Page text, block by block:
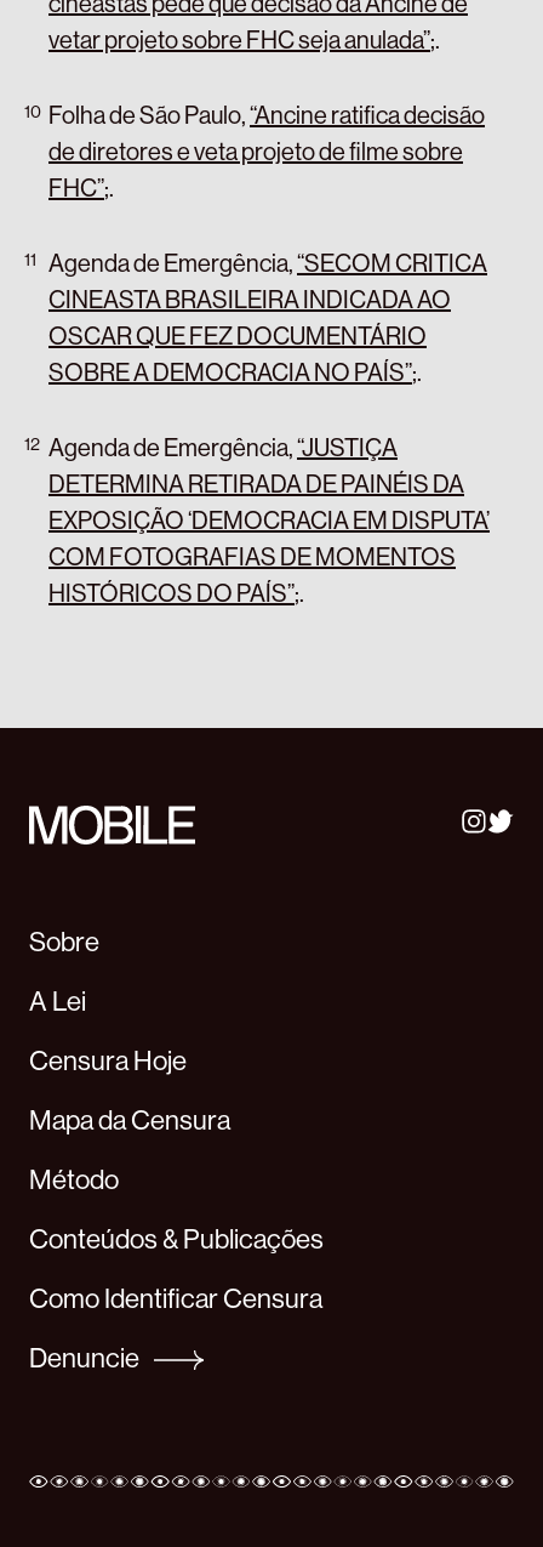
vetar projeto sobre FHC seja anulada”;.
Folha de São Paulo,“Ancine ratifica decisão
de diretores e veta projeto de filme sobre
FHC”;.
Agenda de Emergência,“SECOM CRITICA
CINEASTA BRASILEIRA INDICADA AO
OSCAR QUE FEZ DOCUMENTÁRIO
SOBRE A DEMOCRACIA NO PAÍS”;.
Agenda de Emergência,“JUSTIÇA
DETERMINA RETIRADA DE PAINÉIS DA
EXPOSIÇÃO ‘DEMOCRACIA EM DISPUTA’
COM FOTOGRAFIAS DE MOMENTOS
HISTÓRICOS DO PAÍS”;.
Sobre
A Lei
Censura Hoje
Mapa da Censura
Método
Conteúdos & Publicações
Como Identificar Censura
Denuncie